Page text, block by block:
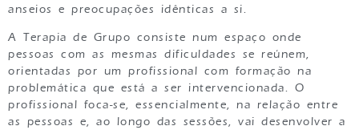
anseios e preocupações idênticas a si.
A Terapia de Grupo consiste num espaço onde
pessoas com as mesmas dificuldades se reúnem,
orientadas por um profissional com formação na
problemática que está a ser intervencionada. O
profissional foca-se, essencialmente, na relação entre
as pessoas e, ao longo das sessões, vai desenvolver a